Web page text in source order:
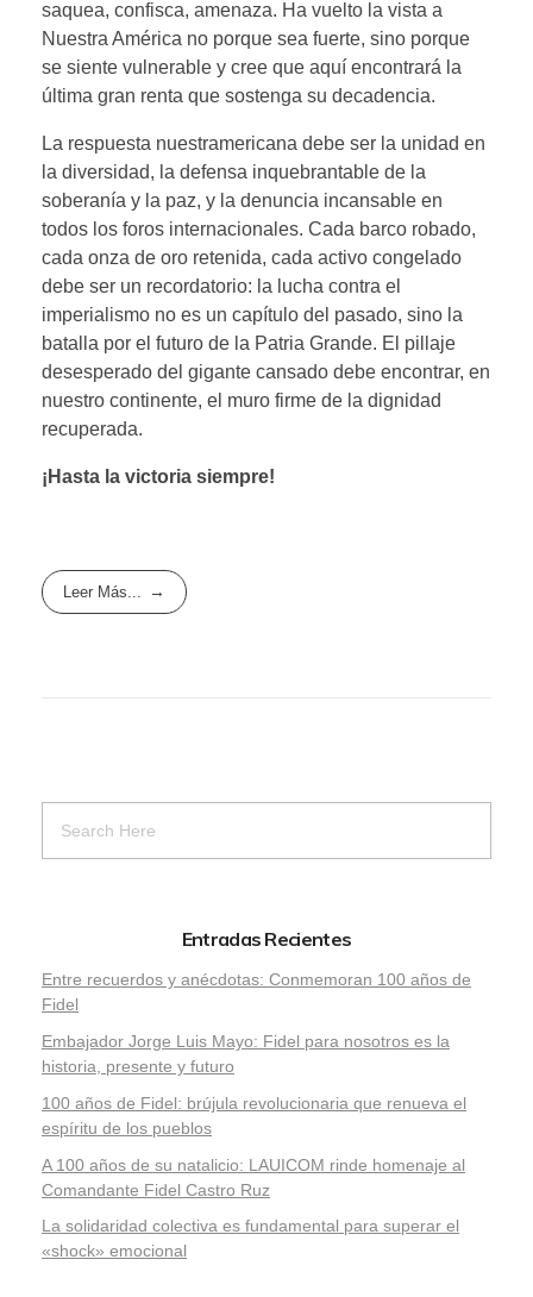
saquea, confisca, amenaza. Ha vuelto la vista a
Nuestra América no porque sea fuerte, sino porque
se siente vulnerable y cree que aquí encontrará la
última gran renta que sostenga su decadencia.
La respuesta nuestramericana debe ser la unidad en
la diversidad, la defensa inquebrantable de la
soberanía y la paz, y la denuncia incansable en
todos los foros internacionales. Cada barco robado,
cada onza de oro retenida, cada activo congelado
debe ser un recordatorio: la lucha contra el
imperialismo no es un capítulo del pasado, sino la
batalla por el futuro de la Patria Grande. El pillaje
desesperado del gigante cansado debe encontrar, en
nuestro continente, el muro firme de la dignidad
recuperada.
¡Hasta la victoria siempre!
Leer Más...
Entradas Recientes
Entre recuerdos y anécdotas: Conmemoran 100 años de
Fidel
Embajador Jorge Luis Mayo: Fidel para nosotros es la
historia, presente y futuro
100 años de Fidel: brújula revolucionaria que renueva el
espíritu de los pueblos
A 100 años de su natalicio: LAUICOM rinde homenaje al
Comandante Fidel Castro Ruz
La solidaridad colectiva es fundamental para superar el
«shock» emocional